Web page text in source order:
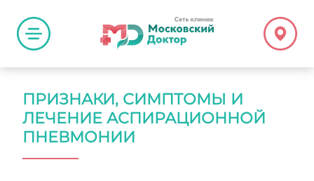
ПРИЗНАКИ, СИМПТОМЫ И
ЛЕЧЕНИЕ АСПИРАЦИОННОЙ
ПНЕВМОНИИ